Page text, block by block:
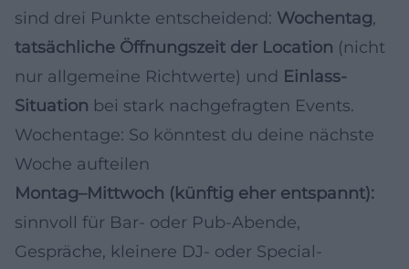
sind drei Punkte entscheidend: Wochentag,
tatsächliche Öffnungszeit der Location (nicht
nur allgemeine Richtwerte) und Einlass-
Situation bei stark nachgefragten Events.
Wochentage: So könntest du deine nächste
Woche aufteilen
Montag–Mittwoch (künftig eher entspannt):
sinnvoll für Bar- oder Pub-Abende,
Gespräche, kleinere DJ- oder Special-